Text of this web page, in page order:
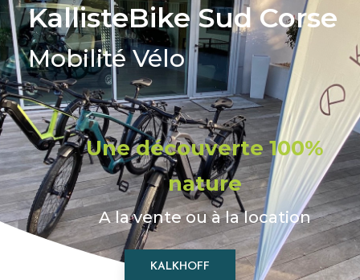
KallisteBike Sud Corse
Mobilité Vélo
Une découverte 100%
nature
A la vente ou à la location
KALKHOFF